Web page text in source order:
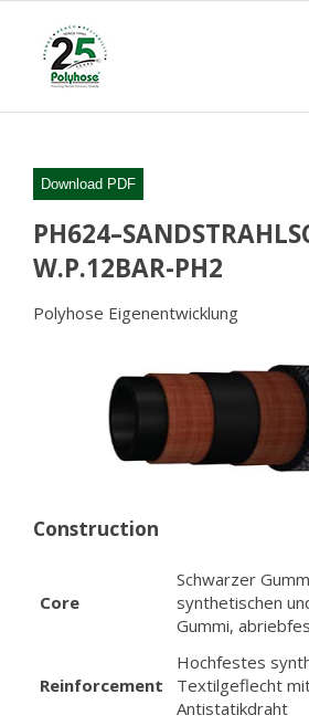
content
Download PDF
W.P.12BAR-PH2
Polyhose Eigenentwicklung
Construction
Core
Schwarzer
synthetischen
Gummi,
Reinforcement
Hochfestes
Textilgeflecht
Antistatikdraht